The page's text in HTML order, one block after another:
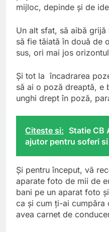
mijloc, depinde şi de
Un alt sfat, să aibă
să fie tăiată în două de
sus, ori mai jos
Şi tot la încadrarea
să ai o poză dreaptă, e
unghi drept în poză,
Citeste si: Statie CB
ajutor pentru soferi
Şi pentru început, vă
aparate foto de mii de
bani pe un aparat foto
ca şi cum ţi-ai cumpăra
avea carnet de